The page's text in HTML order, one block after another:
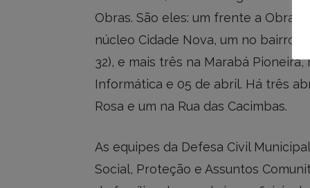
Obras. São eles: um frente a Obra
núcleo Cidade Nova, um no bairro
32), e mais três na Marabá
Informática e 05 de abril. Há três
Rosa e um na Rua das Cacimbas.
As equipes da Defesa Civil
Social, Proteção e Assuntos